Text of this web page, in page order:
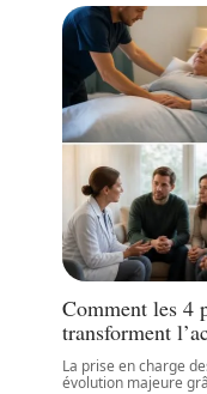
Comment les 4
transforment
La prise en charge
évolution majeure